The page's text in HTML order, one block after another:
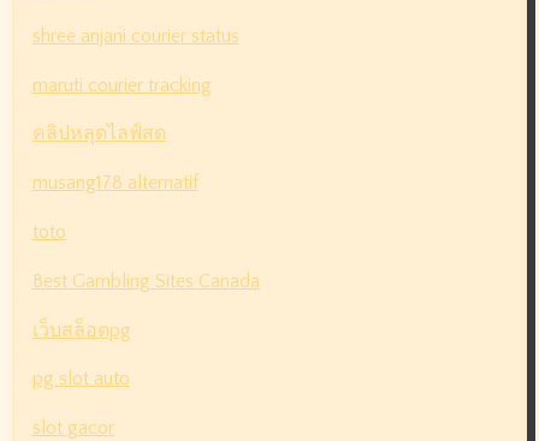
shree anjani courier status
maruti courier tracking
คลิปหลุดไลฟ์สด
musang178 alternatif
toto
Best Gambling Sites Canada
เว็บสล็อตpg
pg slot auto
slot gacor